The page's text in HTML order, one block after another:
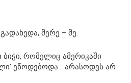
მერე – მე.
ბიჭი, რომელიც ამერიკაში
ეწოდებოდა… არასოდეს არ